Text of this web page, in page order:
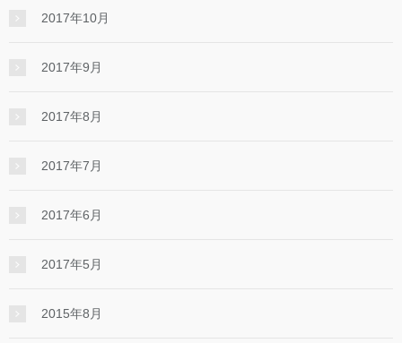
2017年10月
2017年9月
2017年8月
2017年7月
2017年6月
2017年5月
2015年8月